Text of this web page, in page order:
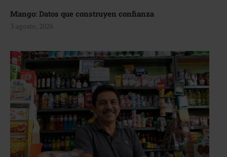
Mango: Datos que construyen confianza
3 agosto, 2026